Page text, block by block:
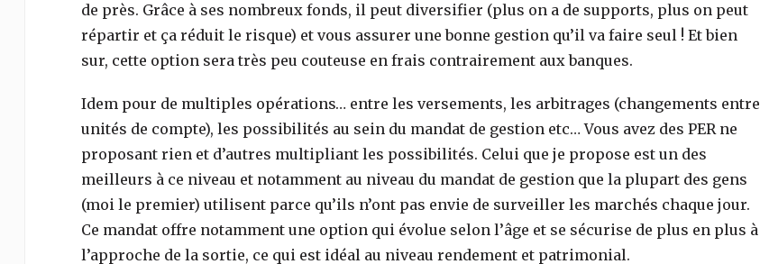
de près. Grâce à ses nombreux fonds, il peut diversifier (plus on a de supports, plus on peut
répartir et ça réduit le risque) et vous assurer une bonne gestion qu’il va faire seul ! Et bien
sur, cette option sera très peu couteuse en frais contrairement aux banques.
Idem pour de multiples opérations… entre les versements, les arbitrages (changements entre
unités de compte), les possibilités au sein du mandat de gestion etc… Vous avez des PER ne
proposant rien et d’autres multipliant les possibilités. Celui que je propose est un des
meilleurs à ce niveau et notamment au niveau du mandat de gestion que la plupart des gens
(moi le premier) utilisent parce qu’ils n’ont pas envie de surveiller les marchés chaque jour.
Ce mandat offre notamment une option qui évolue selon l’âge et se sécurise de plus en plus à
l’approche de la sortie, ce qui est idéal au niveau rendement et patrimonial.